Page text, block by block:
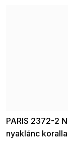
PARIS 2372-2
nyaklánc